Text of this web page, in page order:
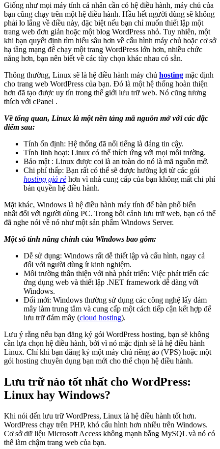
Giống như mọi máy tính cá nhân cần có hệ điều hành, máy chủ của
bạn cũng chạy trên một hệ điều hành. Hầu hết người dùng sẽ không
phải lo lắng về điều này, đặc biệt nếu bạn chỉ muốn thiết lập một
trang web đơn giản hoặc một blog WordPress nhỏ. Tuy nhiên, một
khi bạn quyết định tìm hiểu sâu hơn về cấu hình máy chủ hoặc cơ sở
hạ tầng mạng để chạy một trang WordPress lớn hơn, nhiều chức
năng hơn, bạn nên biết về các tùy chọn khác nhau có sẵn.
Thông thường, Linux sẽ là hệ điều hành máy chủ hosting mặc định
cho trang web WordPress của bạn. Đó là một hệ thống hoàn thiện
hơn đã tạo được uy tín trong thế giới lưu trữ web. Nó cũng tương
thích với cPanel .
Về tổng quan, Linux là một nền tảng mã nguồn mở với các đặc
điểm sau:
Tính ổn định: Hệ thống đã nổi tiếng là đáng tin cậy.
Tính linh hoạt: Linux có thể thích ứng với mọi môi trường.
Bảo mật : Linux được coi là an toàn do nó là mã nguồn mở.
Chi phí thấp: Bạn rất có thể sẽ được hưởng lợi từ các gói
hosting giá rẻ hơn vì nhà cung cấp của bạn không mất chi phí
bản quyền hệ điều hành.
Mặt khác, Windows là hệ điều hành máy tính để bàn phổ biến
nhất đối với người dùng PC. Trong bối cảnh lưu trữ web, bạn có thể
đã nghe nói về nó như một sản phẩm Windows Server.
Một số tính năng chính của Windows bao gồm:
Dễ sử dụng: Windows rất dễ thiết lập và cấu hình, ngay cả
đối với người dùng ít kinh nghiệm.
Môi trường thân thiện với nhà phát triển: Việc phát triển các
ứng dụng web và thiết lập .NET framework dễ dàng với
Windows.
Đổi mới: Windows thường sử dụng các công nghệ lấy đám
mây làm trung tâm và cung cấp một cách tiếp cận kết hợp để
lưu trữ đám mây (cloud hosting).
Lưu ý rằng nếu bạn đăng ký gói WordPress hosting, bạn sẽ không
cần lựa chọn hệ điều hành, bởi vì nó mặc định sẽ là hệ điều hành
Linux. Chỉ khi bạn đăng ký một máy chủ riêng ảo (VPS) hoặc một
gói hosting chuyên dụng bạn mới cho thể chọn hệ điều hành.
Lưu trữ nào tốt nhất cho WordPress:
Linux hay Windows?
Khi nói đến lưu trữ WordPress, Linux là hệ điều hành tốt hơn.
WordPress chạy trên PHP, khó cấu hình hơn nhiều trên Windows.
Cơ sở dữ liệu Microsoft Access không mạnh bằng MySQL và nó có
thể làm chậm trang web của bạn.